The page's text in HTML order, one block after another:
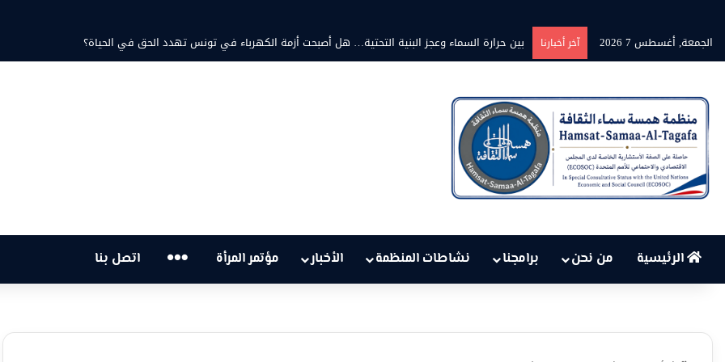
الجمعة, أغسطس 7 2026
آخر أخبارنا بين حرارة السماء وعجز البنية التحتية… هل أصبحت أزمة الكهرباء في تونس تهدد الحق في الحياة؟
الرئيسية من نحن برامجنا نشاطات المنظمة الأخبار مؤتمر المرأة … اتصل بنا